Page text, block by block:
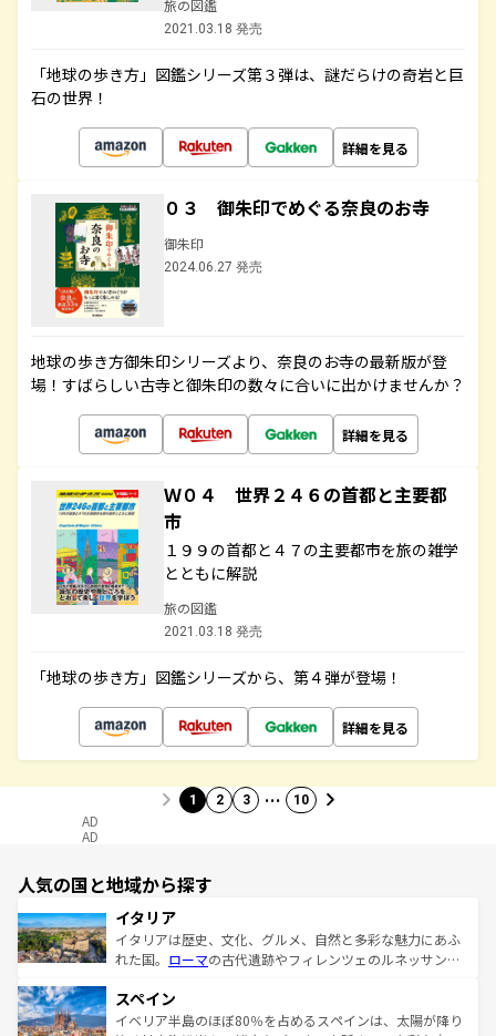
旅の図鑑
2021.03.18 発売
「地球の歩き方」図鑑シリーズ第３弾は、謎だらけの奇岩と巨
石の世界！
詳細を見る
０３ 御朱印でめぐる奈良のお寺
御朱印
2024.06.27 発売
地球の歩き方御朱印シリーズより、奈良のお寺の最新版が登
場！すばらしい古寺と御朱印の数々に合いに出かけませんか？
詳細を見る
Ｗ０４ 世界２４６の首都と主要都
市
１９９の首都と４７の主要都市を旅の雑学
とともに解説
旅の図鑑
2021.03.18 発売
「地球の歩き方」図鑑シリーズから、第４弾が登場！
詳細を見る
1 2 3 … 10
AD
AD
人気の国と地域から探す
イタリア
イタリアは歴史、文化、グルメ、自然と多彩な魅力にあふ
れた国。 ローマの古代遺跡やフィレンツェのルネッサンス
ろん、トスカーナの美しい田園風景やアマルフィ海岸の絶
景など、自然景観も見逃せない。観光の合間には、本場の
スペイン
イベリア半島のほぼ80％を占めるスペインは、太陽が降り